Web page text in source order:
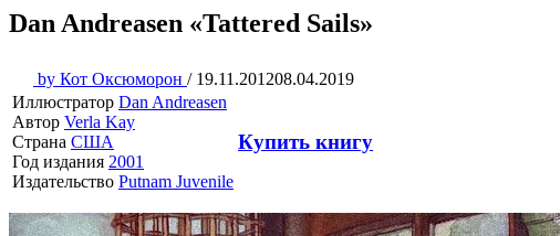
Dan Andreasen «Tattered Sails»
by Кот Оксюморон / 19.11.201208.04.2019
Иллюстратор Dan Andreasen
Автор Verla Kay
Страна США
Год издания 2001
Издательство Putnam Juvenile
Купить книгу